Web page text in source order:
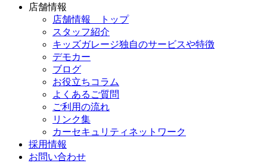
店舗情報
店舗情報 トップ
スタッフ紹介
キッズガレージ独自のサービスや特徴
デモカー
ブログ
お役立ちコラム
よくあるご質問
ご利用の流れ
リンク集
カーセキュリティネットワーク
採用情報
お問い合わせ